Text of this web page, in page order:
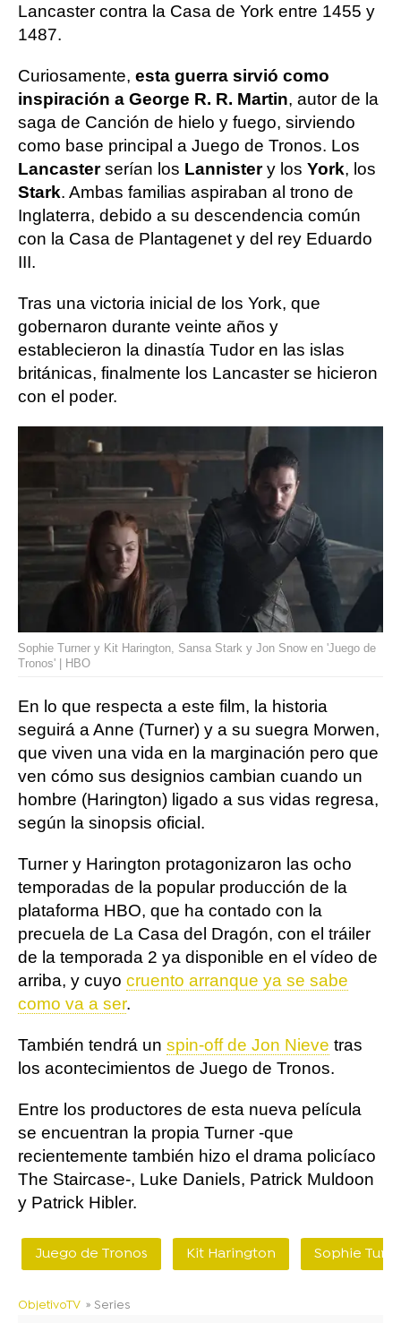
Lancaster contra la Casa de York entre 1455 y
1487.
Curiosamente, esta guerra sirvió como
inspiración a George R. R. Martin, autor de la
saga de Canción de hielo y fuego, sirviendo
como base principal a Juego de Tronos. Los
Lancasterserían los Lannistery los York, los
Stark. Ambas familias aspiraban al trono de
Inglaterra, debido a su descendencia común
con la Casa de Plantagenet y del rey Eduardo
III.
Tras una victoria inicial de los York, que
gobernaron durante veinte años y
establecieron la dinastía Tudor en las islas
británicas, finalmente los Lancaster se hicieron
con el poder.
Sophie Turner y Kit Harington, Sansa Stark y Jon Snow en 'Juego de
Tronos' | HBO
En lo que respecta a este film, la historia
seguirá a Anne (Turner) y a su suegra Morwen,
que viven una vida en la marginación pero que
ven cómo sus designios cambian cuando un
hombre (Harington) ligado a sus vidas regresa,
según la sinopsis oficial.
Turner y Harington protagonizaron las ocho
temporadas de la popular producción de la
plataforma HBO, que ha contado con la
precuela de La Casa del Dragón, con el tráiler
de la temporada 2 ya disponible en el vídeo de
arriba, y cuyo cruento arranque ya se sabe
como va a ser.
También tendrá un spin-off de Jon Nieve tras
los acontecimientos de Juego de Tronos.
Entre los productores de esta nueva película
se encuentran la propia Turner -que
recientemente también hizo el drama policíaco
The Staircase-, Luke Daniels, Patrick Muldoon
y Patrick Hibler.
Juego de Tronos Kit Harington Sophie
ObjetivoTV » Series